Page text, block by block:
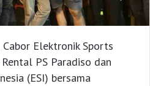
Cabor Elektronik Sports
PS Paradiso dan
(ESI) bersama